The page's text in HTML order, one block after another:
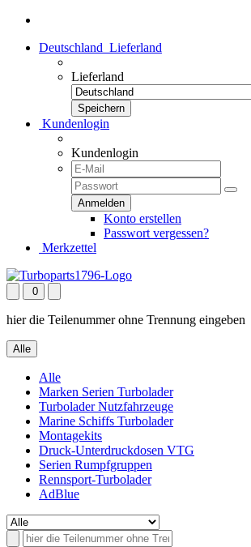
Deutschland Lieferland
Lieferland
Kundenlogin
Kundenlogin
Konto erstellen
Passwort vergessen?
Merkzettel
0
hier die Teilenummer ohne Trennung eingeben
Alle
Alle
Marken Serien Turbolader
Turbolader Nutzfahrzeuge
Marine Schiffs Turbolader
Montagekits
Druck-Unterdruckdosen VTG
Serien Rumpfgruppen
Rennsport-Turbolader
AdBlue